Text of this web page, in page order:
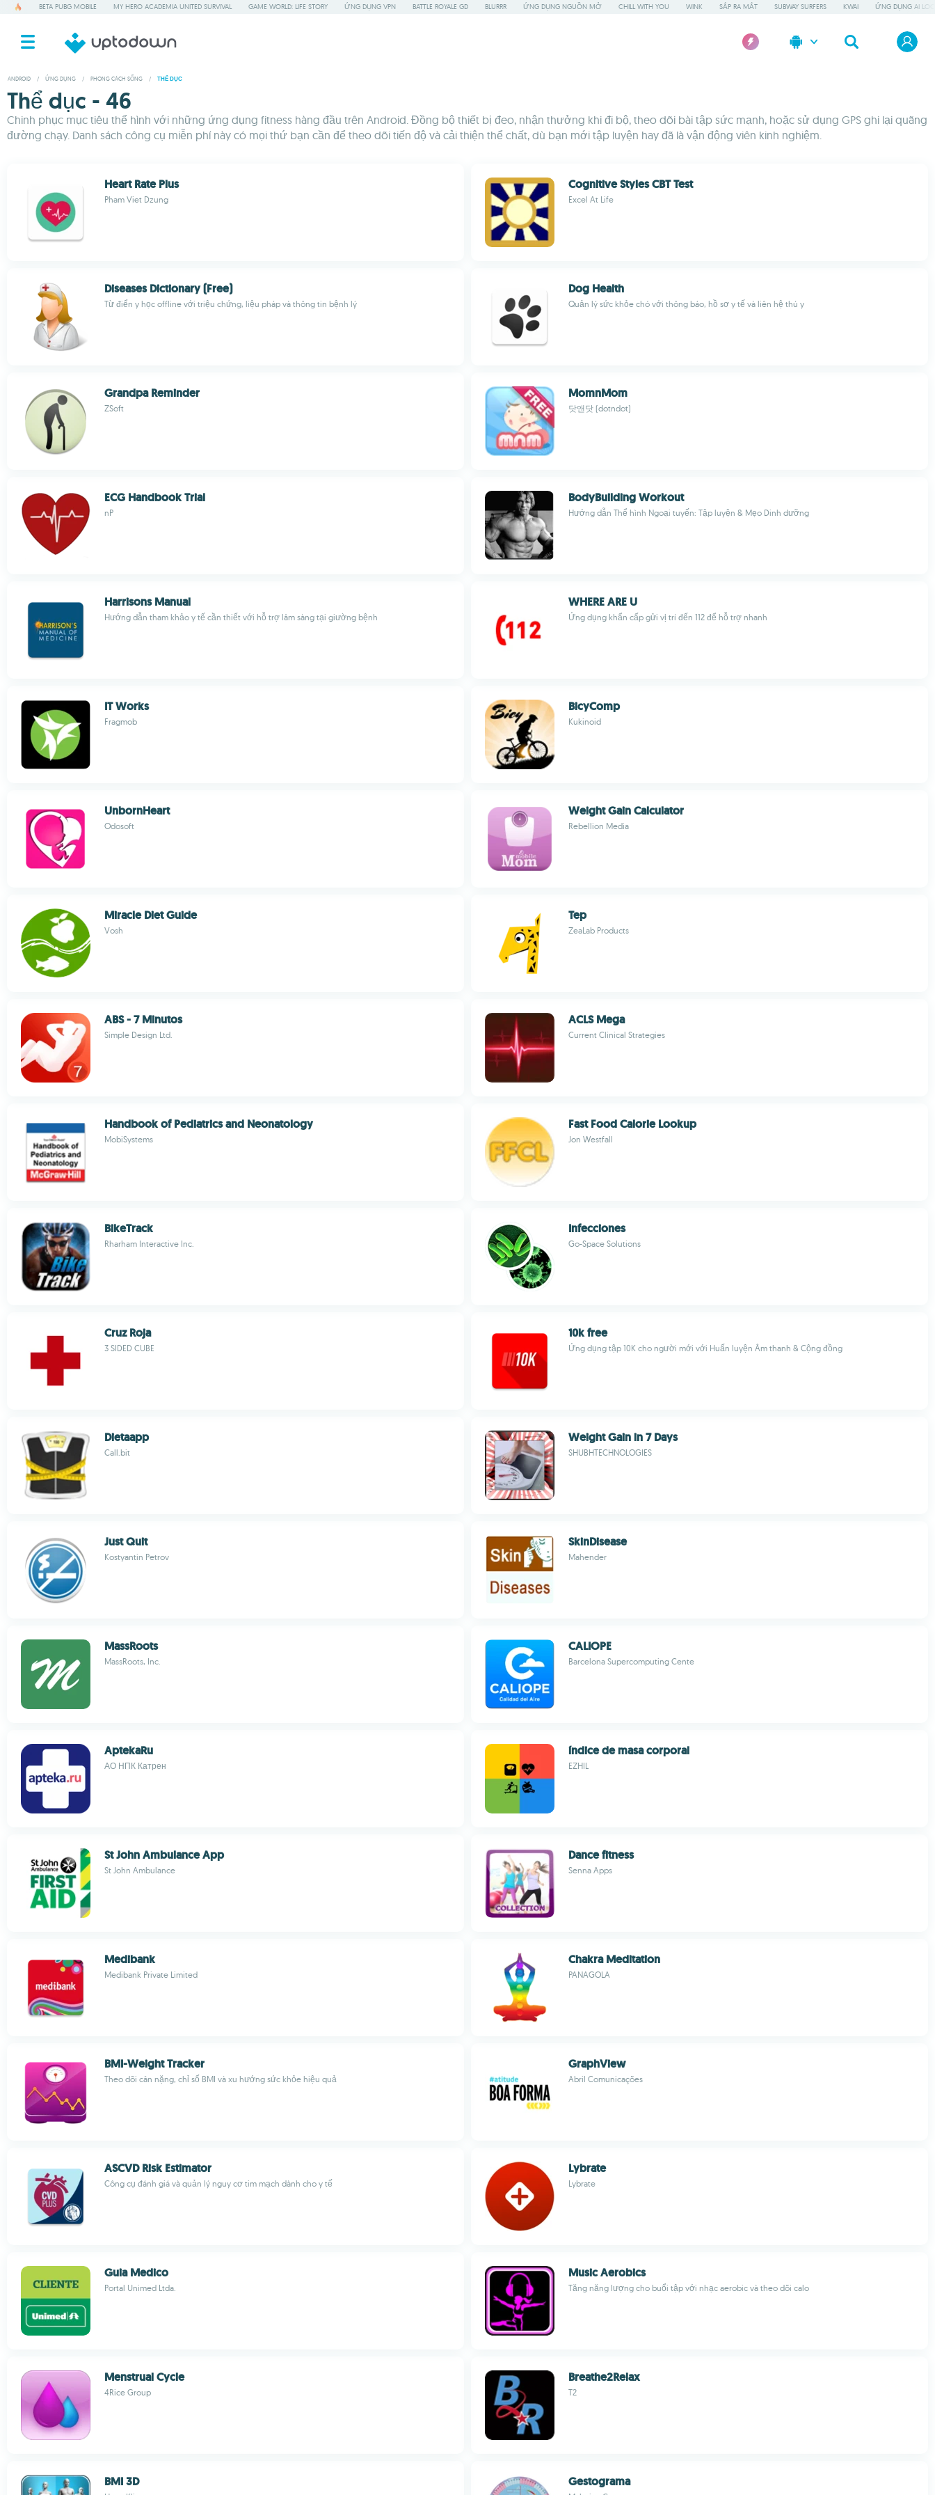
BETA PUBG MOBILE MY HERO ACADEMIA UNITED SURVIVAL GAME WORLD: LIFE STORY ỨNG DỤNG VPN BATTLE ROYALE GD BLURRR ỨNG DỤNG NGUỒN MỞ CHILL WITH YOU WINK SẮP RA MẮT SUBWAY SURFERS KWAI ỨNG DỤNG AI
ANDROID / ỨNG DỤNG / PHONG CÁCH SỐNG / THỂ DỤC
Thể dục - 46
Chinh phục mục tiêu thể hình với những ứng dụng fitness hàng đầu trên Android. Đồng bộ thiết bị đeo, nhận thưởng khi đi bộ, theo dõi bài tập sức mạnh, hoặc sử dụng GPS ghi lại quãng
đường chạy. Danh sách công cụ miễn phí này có mọi thứ bạn cần để theo dõi tiến độ và cải thiện thể chất, dù bạn mới tập luyện hay đã là vận động viên kinh nghiệm.
Heart Rate Plus
Pham Viet Dzung
Cognitive Styles CBT Test
Excel At Life
Diseases Dictionary (Free)
Từ điển y học offline với triệu chứng, liệu pháp và thông tin bệnh lý
Dog Health
Quản lý sức khỏe chó với thông báo, hồ sơ y tế và liên hệ thú y
Grandpa Reminder
ZSoft
MomnMom
닷앤닷 (dotndot)
ECG Handbook Trial
nP
BodyBuilding Workout
Hướng dẫn Thể hình Ngoại tuyến: Tập luyện & Mẹo Dinh dưỡng
Harrisons Manual
Hướng dẫn tham khảo y tế cần thiết với hỗ trợ lâm sàng tại giường bệnh
WHERE ARE U
Ứng dụng khẩn cấp gửi vị trí đến 112 để hỗ trợ nhanh
IT Works
Fragmob
BicyComp
Kukinoid
UnbornHeart
Odosoft
Weight Gain Calculator
Rebellion Media
Miracle Diet Guide
Vosh
Tep
ZeaLab Products
ABS - 7 Minutos
Simple Design Ltd.
ACLS Mega
Current Clinical Strategies
Handbook of Pediatrics and Neonatology
MobiSystems
Fast Food Calorie Lookup
Jon Westfall
BikeTrack
Rharham Interactive Inc.
Infecciones
Go-Space Solutions
Cruz Roja
3 SIDED CUBE
10k free
Ứng dụng tập 10K cho người mới với Huấn luyện Âm thanh & Cộng đồng
Dietaapp
Call.bit
Weight Gain in 7 Days
SHUBHTECHNOLOGIES
Just Quit
Kostyantin Petrov
SkinDisease
Mahender
MassRoots
MassRoots, Inc.
CALIOPE
Barcelona Supercomputing Cente
AptekaRu
АО НПК Катрен
índice de masa corporal
EZHIL
St John Ambulance App
St John Ambulance
Dance fitness
Senna Apps
Medibank
Medibank Private Limited
Chakra Meditation
PANAGOLA
BMI-Weight Tracker
Theo dõi cân nặng, chỉ số BMI và xu hướng sức khỏe hiệu quả
GraphView
Abril Comunicações
ASCVD Risk Estimator
Công cụ đánh giá và quản lý nguy cơ tim mạch dành cho y tế
Lybrate
Lybrate
Guia Medico
Portal Unimed Ltda.
Music Aerobics
Tăng năng lượng cho buổi tập với nhạc aerobic và theo dõi calo
Menstrual Cycle
4Rice Group
Breathe2Relax
T2
BMI 3D Gestograma